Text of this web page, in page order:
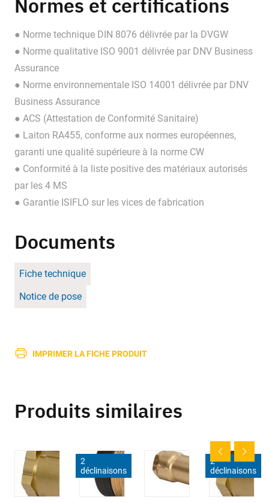
Normes et certifications
● Norme technique DIN 8076 délivrée par la DVGW
● Norme qualitative ISO 9001 délivrée par DNV Business
Assurance
● Norme environnementale ISO 14001 délivrée par DNV
Business Assurance
● ACS (Attestation de Conformité Sanitaire)
● Laiton RA455, conforme aux normes européennes,
garanti une qualité supérieure à la norme CW
● Conformité à la liste positive des matériaux autorisés
par les 4 MS
● Garantie ISIFLO sur les vices de fabrication
Documents
Fiche technique
Notice de pose
IMPRIMER LA FICHE PRODUIT
Produits similaires
2
déclinaisons
2
déclinaisons